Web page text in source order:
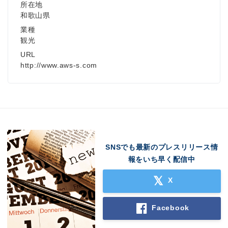
所在地
和歌山県
業種
観光
URL
http://www.aws-s.com
SNSでも最新のプレスリリース情
報をいち早く配信中
X
Facebook